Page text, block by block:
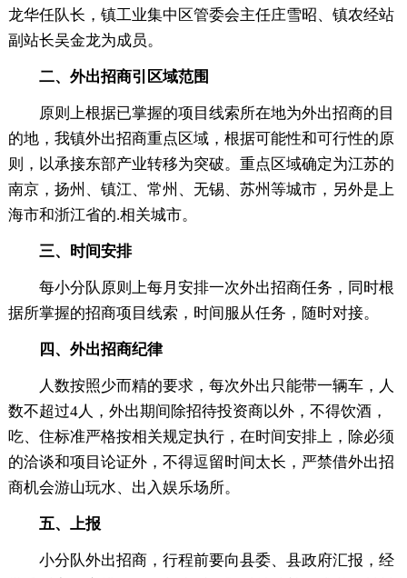
龙华任队长，镇工业集中区管委会主任庄雪昭、镇农经站
副站长吴金龙为成员。
二、外出招商引区域范围
原则上根据已掌握的项目线索所在地为外出招商的目
的地，我镇外出招商重点区域，根据可能性和可行性的原
则，以承接东部产业转移为突破。重点区域确定为江苏的
南京，扬州、镇江、常州、无锡、苏州等城市，另外是上
海市和浙江省的.相关城市。
三、时间安排
每小分队原则上每月安排一次外出招商任务，同时根
据所掌握的招商项目线索，时间服从任务，随时对接。
四、外出招商纪律
人数按照少而精的要求，每次外出只能带一辆车，人
数不超过4人，外出期间除招待投资商以外，不得饮酒，
吃、住标准严格按相关规定执行，在时间安排上，除必须
的洽谈和项目论证外，不得逗留时间太长，严禁借外出招
商机会游山玩水、出入娱乐场所。
五、上报
小分队外出招商，行程前要向县委、县政府汇报，经